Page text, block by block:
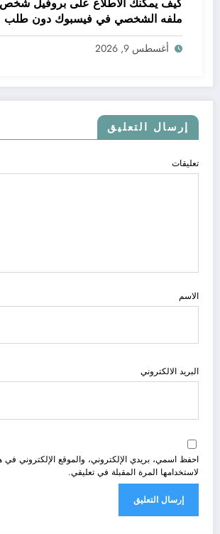
ملفه الشخصي في فيسبوك دون طلب
.. الاطلاع على محتوى صفحة
الشخصي في فيسبوك دون طلب صداقة
أغسطس 9, 2026
إرسال التعليق
تعليقات
الاسم
البريد الالكتروني
احفظ اسمي، بريدي الإلكتروني، والموقع الإلكتروني في
لاستخدامها المرة المقبلة في تعليقي.